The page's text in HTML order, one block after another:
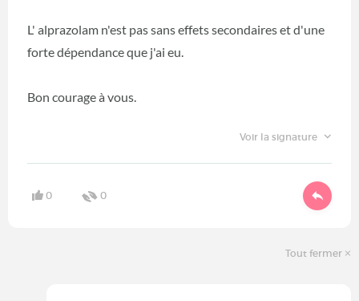
L' alprazolam n'est pas sans effets secondaires et d'une
forte dépendance que j'ai eu.
Bon courage à vous.
Voir la signature
0 0
Tout fermer